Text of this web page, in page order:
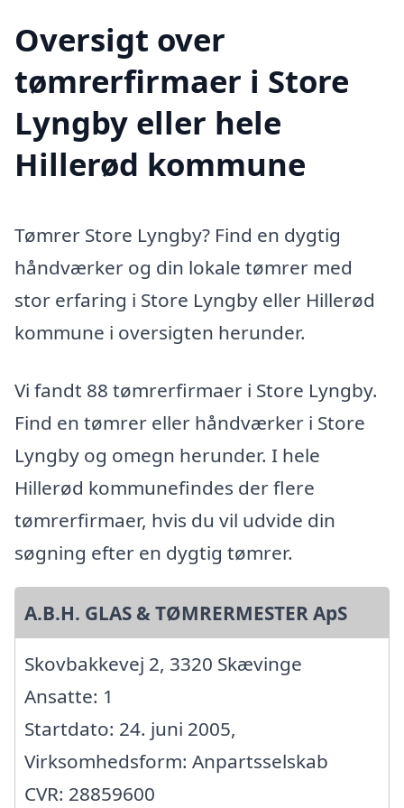
Oversigt over
tømrerfirmaer i Store
Lyngby eller hele
Hillerød kommune
Tømrer Store Lyngby? Find en dygtig
håndværker og din lokale tømrer med
stor erfaring i Store Lyngby eller Hillerød
kommune i oversigten herunder.
Vi fandt 88 tømrerfirmaer i Store Lyngby.
Find en tømrer eller håndværker i Store
Lyngby og omegn herunder. I hele
Hillerød kommunefindes der flere
tømrerfirmaer, hvis du vil udvide din
søgning efter en dygtig tømrer.
A.B.H. GLAS & TØMRERMESTER ApS
Skovbakkevej 2, 3320 Skævinge
Ansatte: 1
Startdato: 24. juni 2005,
Virksomhedsform: Anpartsselskab
CVR: 28859600